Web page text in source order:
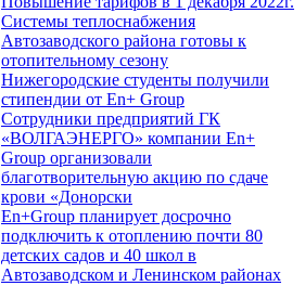
Системы теплоснабжения
Автозаводского района готовы к
отопительному сезону
Нижегородские студенты получили
стипендии от En+ Group
Сотрудники предприятий ГК
«ВОЛГАЭНЕРГО» компании En+
Group организовали
благотворительную акцию по сдаче
крови «Донорски
En+Group планирует досрочно
подключить к отоплению почти 80
детских садов и 40 школ в
Автозаводском и Ленинском районах